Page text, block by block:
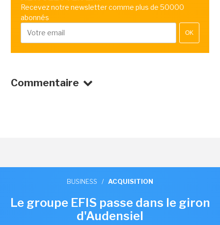
Recevez notre newsletter comme plus de 50000
abonnés
OK
Commentaire
BUSINESS / ACQUISITION
Le groupe EFIS passe dans le giron
d'Audensiel